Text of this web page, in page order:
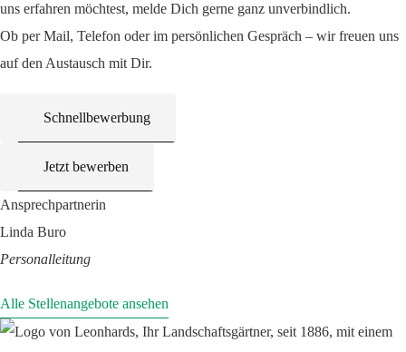
uns erfahren möchtest, melde Dich gerne ganz unverbindlich.
Ob per Mail, Telefon oder im persönlichen Gespräch – wir freuen uns
auf den Austausch mit Dir.
Schnellbewerbung
Jetzt bewerben
Ansprechpartnerin
Linda Buro
Personalleitung
Alle Stellenangebote ansehen